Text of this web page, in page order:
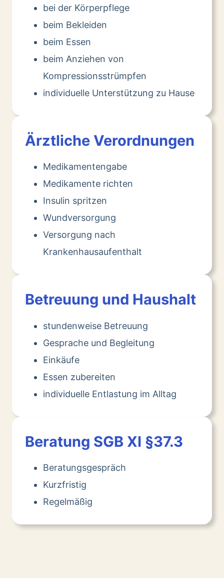
bei der Körperpflege
beim Bekleiden
beim Essen
beim Anziehen von
Kompressionsstrümpfen
individuelle Unterstützung zu Hause
Ärztliche Verordnungen
Medikamentengabe
Medikamente richten
Insulin spritzen
Wundversorgung
Versorgung nach
Krankenhausaufenthalt
Betreuung und Haushalt
stundenweise Betreuung
Gesprache und Begleitung
Einkäufe
Essen zubereiten
individuelle Entlastung im Alltag
Beratung SGB XI §37.3
Beratungsgespräch
Kurzfristig
Regelmäßig